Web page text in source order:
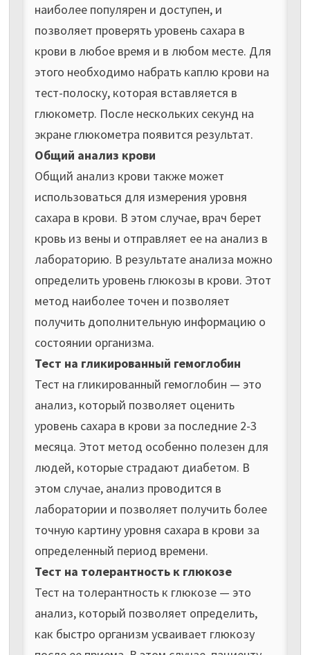
наиболее популярен и доступен, и
позволяет проверять уровень сахара в
крови в любое время и в любом месте. Для
этого необходимо набрать каплю крови на
тест-полоску, которая вставляется в
глюкометр. После нескольких секунд на
экране глюкометра появится результат.
Общий анализ крови
Общий анализ крови также может
использоваться для измерения уровня
сахара в крови. В этом случае, врач берет
кровь из вены и отправляет ее на анализ в
лабораторию. В результате анализа можно
определить уровень глюкозы в крови. Этот
метод наиболее точен и позволяет
получить дополнительную информацию о
состоянии организма.
Тест на гликированный гемоглобин
Тест на гликированный гемоглобин — это
анализ, который позволяет оценить
уровень сахара в крови за последние 2-3
месяца. Этот метод особенно полезен для
людей, которые страдают диабетом. В
этом случае, анализ проводится в
лаборатории и позволяет получить более
точную картину уровня сахара в крови за
определенный период времени.
Тест на толерантность к глюкозе
Тест на толерантность к глюкозе — это
анализ, который позволяет определить,
как быстро организм усваивает глюкозу